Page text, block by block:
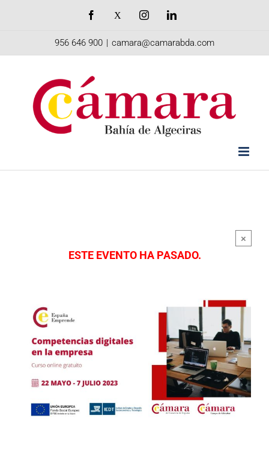
Facebook InstagramLinkedIn
956 646 900 | camara@camarabda.com
ESTE EVENTO HA PASADO.
×